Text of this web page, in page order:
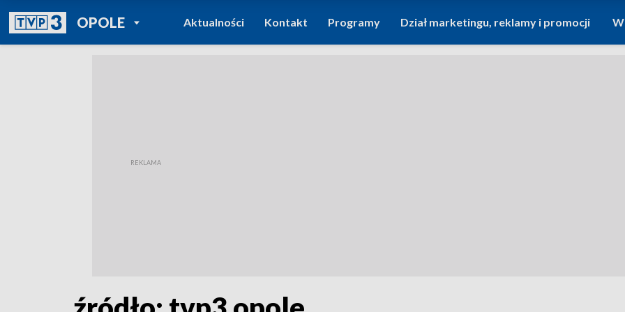
OPOLEPOWRÓT DO
TVP REGIONY
Aktualności Kontakt Programy Dział marketingu, reklamy i promocji